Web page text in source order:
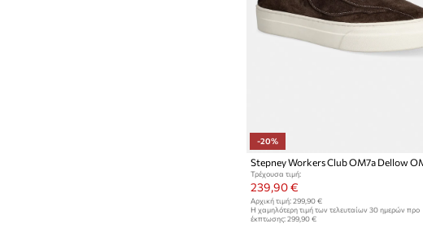
-20%
Τρέχουσα τιμή:
239,90 €
Αρχική τιμή: 299,90 €
Η χαμηλότερη τιμή των τελευταίων 30 ημερών προ
έκπτωσης: 299,90 €